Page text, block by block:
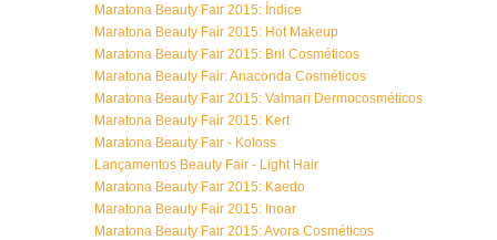
Maratona Beauty Fair 2015: Índice
Maratona Beauty Fair 2015: Hot Makeup
Maratona Beauty Fair 2015: Bril Cosméticos
Maratona Beauty Fair: Anaconda Cosméticos
Maratona Beauty Fair 2015: Valmari Dermocosméticos
Maratona Beauty Fair 2015: Kert
Maratona Beauty Fair - Koloss
Lançamentos Beauty Fair - Light Hair
Maratona Beauty Fair 2015: Kaedo
Maratona Beauty Fair 2015: Inoar
Maratona Beauty Fair 2015: Avora Cosméticos